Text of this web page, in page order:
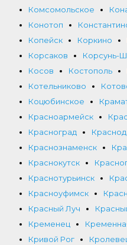
Комсомольское
Конотоп
Копейск
Коркино
Корсаков
Корсунь-
Косов
Костополь
Котельниково
Коцюбинское
Красноармейск
Красноград
Краснознаменск
Краснокутск
Краснотурьинск
Красноуфимск
Красный Луч
Кременец
Кривой Рог